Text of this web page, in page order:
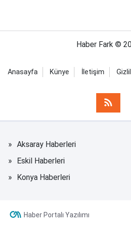
Haber Fark ©
Anasayfa Künye İletişim
Aksaray Haberleri
Eskil Haberleri
Konya Haberleri
Haber Portalı Yazılımı